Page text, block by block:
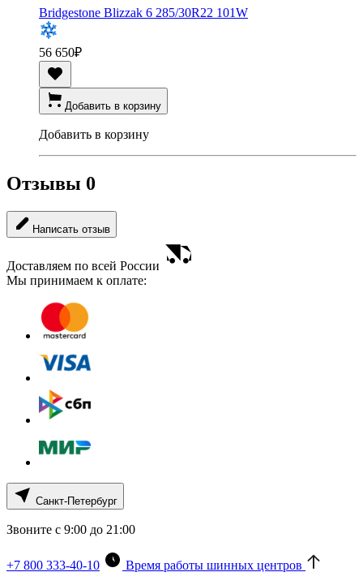
Bridgestone Blizzak 6 285/30R22 101W
56 650₽
Добавить в корзину
Добавить в корзину
Отзывы 0
Написать отзыв
Доставляем по всей России
Мы принимаем к оплате:
Санкт-Петербург
Звоните с 9:00 до 21:00
+7 800 333-40-10
Время работы шинных центров